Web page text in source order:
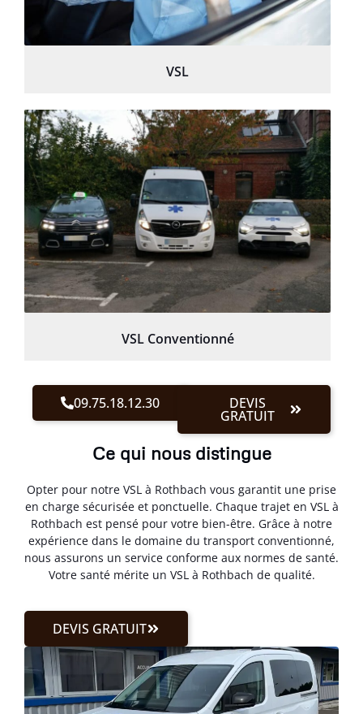
VSL
VSL Conventionné
09.75.18.12.30 DEVIS
GRATUIT
Ce qui nous distingue
Opter pour notre VSL à Rothbach vous garantit une prise
en charge sécurisée et ponctuelle. Chaque trajet en VSL à
Rothbach est pensé pour votre bien-être. Grâce à notre
expérience dans le domaine du transport conventionné,
nous assurons un service conforme aux normes de santé.
Votre santé mérite un VSL à Rothbach de qualité.
DEVIS GRATUIT